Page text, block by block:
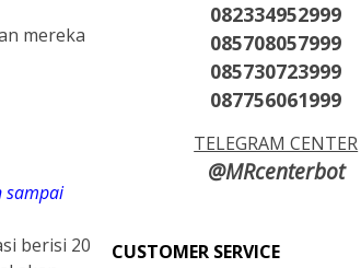
mereka
sampai
berisi 20
082334952999
085708057999
085730723999
087756061999
TELEGRAM CENTER
@MRcenterbot
CUSTOMER SERVICE